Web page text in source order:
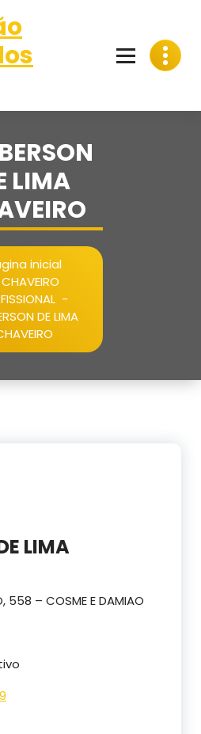
LIMA
inicial
CHAVEIRO
-
DE LIMA
LIMA
558 – COSME E DAMIAO